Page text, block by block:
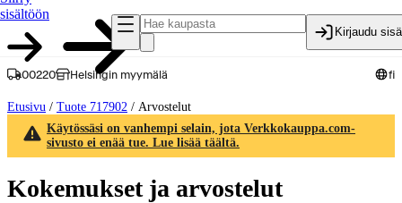
sisältöön
Kirjaudu
00220 Helsingin myymälä fi
Etusivu / Tuote 717902 / Arvostelut
Käytössäsi on vanhempi selain, jota Verkkokauppa.com-
sivusto ei enää tue. Lue lisää täältä.
Kokemukset ja arvostelut